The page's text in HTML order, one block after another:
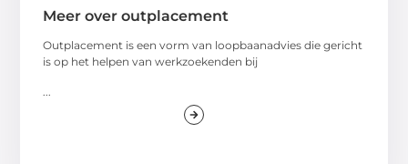
Meer over outplacement
Outplacement is een vorm van loopbaanadvies die gericht
is op het helpen van werkzoekenden bij